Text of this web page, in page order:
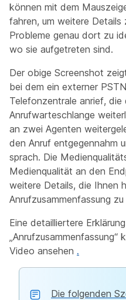
können mit dem
fahren, um weitere Details
Probleme genau dort zu
wo sie aufgetreten sind.
Der obige Screenshot
bei dem ein externer
Telefonzentrale anrief, die
Anrufwarteschlange
an zwei Agenten
den Anruf entgegennahm
sprach. Die
Medienqualität an den
weitere Details, die Ihnen
Anrufzusammenfassung
Eine detailliertere
Video ansehen .
Die folgenden